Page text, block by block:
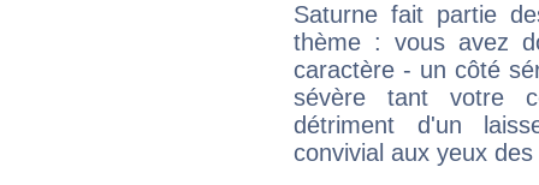
Saturne fait partie
thème : vous avez
caractère - un côté
sévère tant votre
détriment d'un
convivial aux yeux